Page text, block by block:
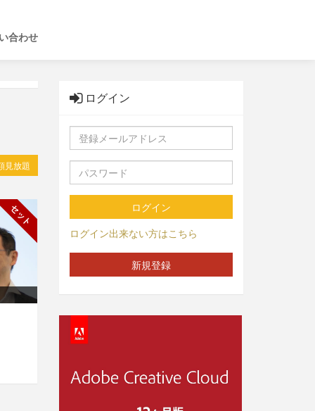
合わせ
見放題
セット
ログイン
ログイン
ログイン出来ない方はこちら
新規登録